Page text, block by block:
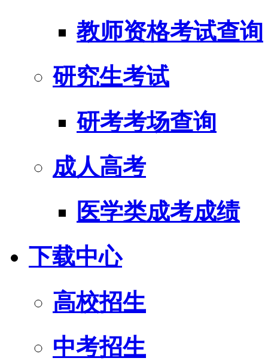
教师资格考试查询
研究生考试
研考考场查询
成人高考
医学类成考成绩
下载中心
高校招生
中考招生